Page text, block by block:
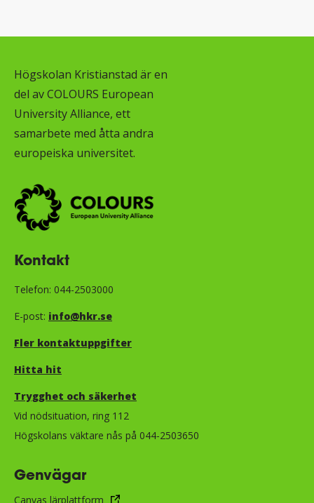
Högskolan Kristianstad är en
del av COLOURS European
University Alliance, ett
samarbete med åtta andra
europeiska universitet.
Kontakt
Telefon: 044-2503000
E-post: info@hkr.se
Fler kontaktuppgifter
Hitta hit
Trygghet och säkerhet​​​​​​​​​​​
Vid nödsituation, ring 112
Högskolans väktare nås på 044-2503650
Genvägar
Canvas lärplattform